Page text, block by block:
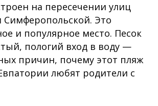
на пересечении улиц
Это
и популярное место. Песок
пологий вход в воду —
причин, почему этот пляж
любят родители с